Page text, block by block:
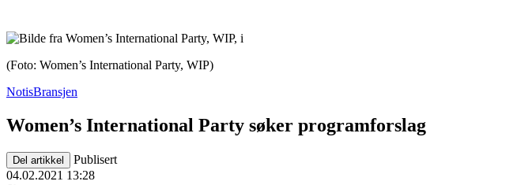
(Foto: Women’s International Party, WIP)
NotisBransjen
Women’s International Party søker programforslag
Del artikkel
Publisert
04.02.2021 13:28